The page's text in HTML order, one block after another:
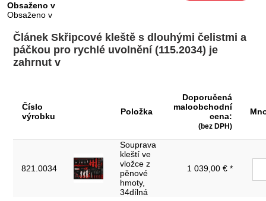
Obsaženo v
Obsaženo v
Článek Skřipcové kleště s dlouhými čelistmi a
páčkou pro rychlé uvolnění (115.2034) je
zahrnut v
Číslo
výrobku
Položka
Doporučená
maloobchodní
cena:
(bez DPH)
821.0034
Souprava
kleští ve
vložce z
pěnové
hmoty,
34dílná
1 039,00 € *